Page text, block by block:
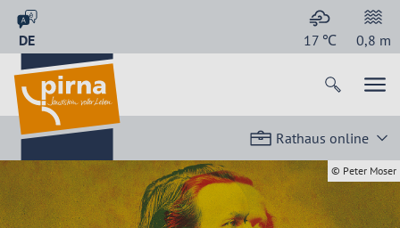
DE 17℃ 0,8 m
Rathaus online
© Peter Moser